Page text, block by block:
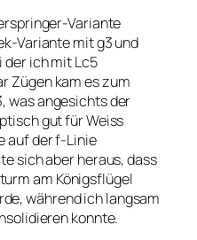
Variante
Variante mit g3 und
der ich mit Lc5
Zügen kam es zum
was angesichts der
gut für Weiss
auf der f-Linie
sich aber heraus, dass
am Königsflügel
während ich langsam
konnte.